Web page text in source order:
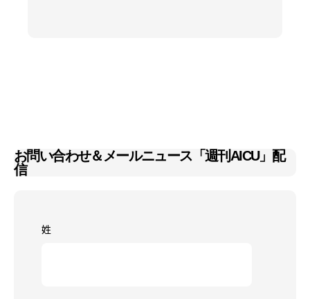
お問い合わせ＆メールニュース「週刊AICU」配
信
姓